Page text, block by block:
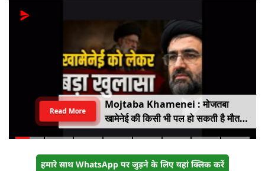
Mojtaba Khamenei : मोजतबा
खामेनेई की किसी भी पल हो सकती है मौत,
इजराइली मीडिया के दावे के बीच सामने आया
हालत
Read More
हमारे साथ WhatsApp पर जुड़ने के लिए यहां क्लिक करें